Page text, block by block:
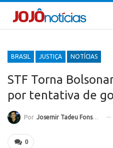
BRASIL JUSTIÇA NOTÍCIAS
STF Torna
por tentativa de
Por Josemir Tadeu Fonseca
0